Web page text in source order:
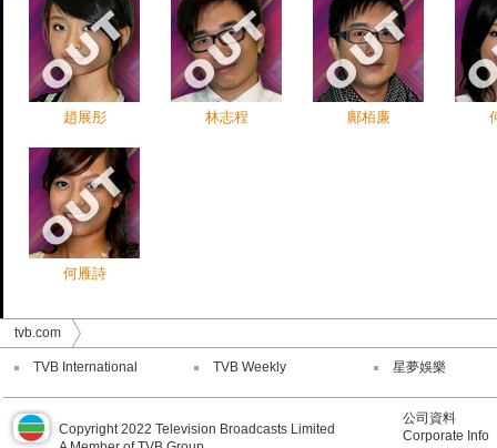
趙展彤 林志程 鄺栢廉
何雁詩
tvb.com
TVB International TVB Weekly 星夢娛樂
Copyright 2022 Television Broadcasts Limited
公司資料
Corporate Info